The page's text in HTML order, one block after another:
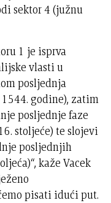
sektor 4 (južnu
1 je isprva
vlasti u
posljednja
1544. godine), zatim
posljednje faze
stoljeće) te slojevi
posljednjih
kaže Vacek
pisati idući put.